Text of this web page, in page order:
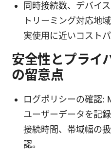
同時接続数、デバイ
トリーミング対応地
実使用に近いコスト
安全性とプライ
の留意点
ログポリシーの確認:
ユーザーデータを記
接続時間、帯域幅の
認。